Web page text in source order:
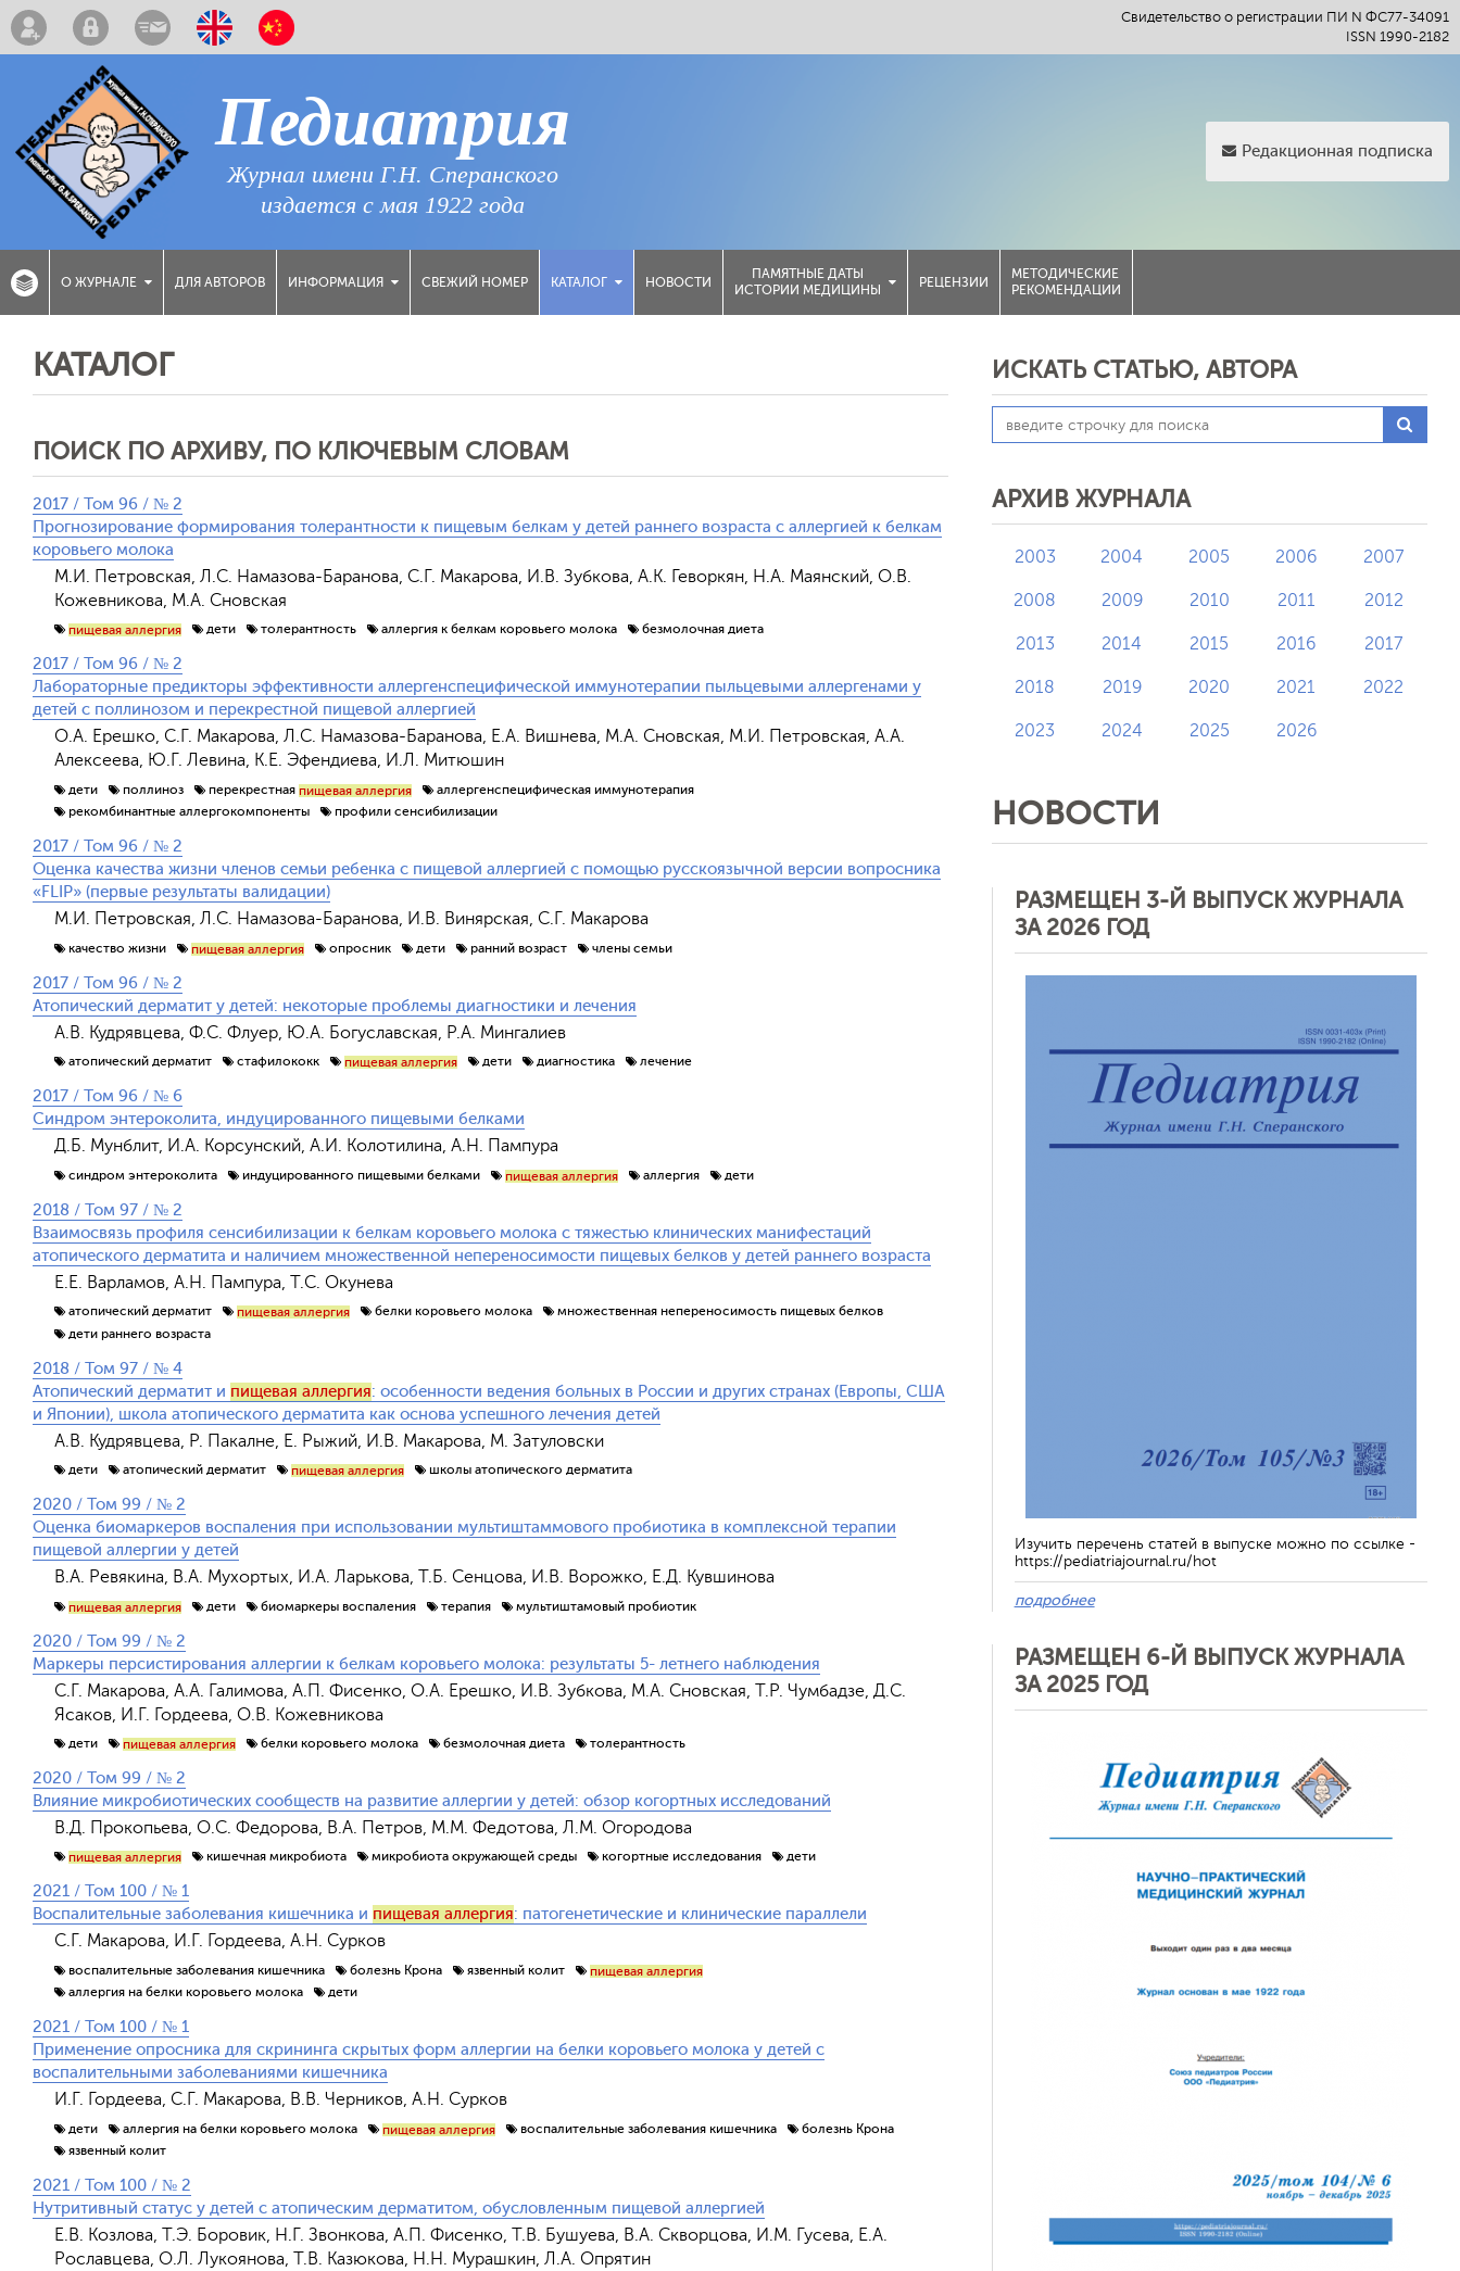
Свидетельство о регистрации ПИ N ФС77-34091
ISSN 1990-2182
Педиатрия
Журнал имени Г.Н. Сперанского
издается с мая 1922 года
Редакционная подписка
О ЖУРНАЛЕ ДЛЯ АВТОРОВ ИНФОРМАЦИЯ СВЕЖИЙ НОМЕР КАТАЛОГ НОВОСТИ
ПАМЯТНЫЕ ДАТЫ
ИСТОРИИ МЕДИЦИНЫ
РЕЦЕНЗИИ
МЕТОДИЧЕСКИЕ
РЕКОМЕНДАЦИИ
КАТАЛОГ
ПОИСК ПО АРХИВУ, ПО КЛЮЧЕВЫМ СЛОВАМ
2017 / Том 96 / № 2
Прогнозирование формирования толерантности к пищевым белкам у детей раннего возраста с аллергией к белкам
коровьего молока
М.И. Петровская, Л.С. Намазова-Баранова, С.Г. Макарова, И.В. Зубкова, А.К. Геворкян, Н.А. Маянский, О.В.
Кожевникова, М.А. Сновская
пищевая аллергия дети толерантность аллергия к белкам коровьего молока безмолочная диета
2017 / Том 96 / № 2
Лабораторные предикторы эффективности аллергенспецифической иммунотерапии пыльцевыми аллергенами у
детей с поллинозом и перекрестной пищевой аллергией
О.А. Ерешко, С.Г. Макарова, Л.С. Намазова-Баранова, Е.А. Вишнева, М.А. Сновская, М.И. Петровская, А.А.
Алексеева, Ю.Г. Левина, К.Е. Эфендиева, И.Л. Митюшин
дети поллиноз перекрестная пищевая аллергия
аллергенспецифическая иммунотерапия
рекомбинантные аллергокомпоненты
профили сенсибилизации
2017 / Том 96 / № 2
Оценка качества жизни членов семьи ребенка с пищевой аллергией с помощью русскоязычной версии вопросника
«FLIP» (первые результаты валидации)
М.И. Петровская, Л.С. Намазова-Баранова, И.В. Винярская, С.Г. Макарова
качество жизни пищевая аллергия опросник дети ранний возраст члены семьи
2017 / Том 96 / № 2
Атопический дерматит у детей: некоторые проблемы диагностики и лечения
А.В. Кудрявцева, Ф.С. Флуер, Ю.А. Богуславская, Р.А. Мингалиев
атопический дерматит стафилококк пищевая аллергия дети диагностика лечение
2017 / Том 96 / № 6
Синдром энтероколита, индуцированного пищевыми белками
Д.Б. Мунблит, И.А. Корсунский, А.И. Колотилина, А.Н. Пампура
синдром энтероколита индуцированного пищевыми белками пищевая аллергия аллергия дети
2018 / Том 97 / № 2
Взаимосвязь профиля сенсибилизации к белкам коровьего молока с тяжестью клинических манифестаций
атопического дерматита и наличием множественной непереносимости пищевых белков у детей раннего возраста
Е.Е. Варламов, А.Н. Пампура, Т.С. Окунева
атопический дерматит пищевая аллергия белки коровьего молока
множественная непереносимость пищевых белков
дети раннего возраста
2018 / Том 97 / № 4
Атопический дерматит и пищевая аллергия: особенности ведения больных в России и других странах (Европы, США
и Японии), школа атопического дерматита как основа успешного лечения детей
А.В. Кудрявцева, Р. Пакалне, Е. Рыжий, И.В. Макарова, М. Затуловски
дети атопический дерматит пищевая аллергия школы атопического дерматита
2020 / Том 99 / № 2
Оценка биомаркеров воспаления при использовании мультиштаммового пробиотика в комплексной терапии
пищевой аллергии у детей
В.А. Ревякина, В.А. Мухортых, И.А. Ларькова, Т.Б. Сенцова, И.В. Ворожко, Е.Д. Кувшинова
пищевая аллергия дети биомаркеры воспаления терапия мультиштамовый пробиотик
2020 / Том 99 / № 2
Маркеры персистирования аллергии к белкам коровьего молока: результаты 5- летнего наблюдения
С.Г. Макарова, А.А. Галимова, А.П. Фисенко, О.А. Ерешко, И.В. Зубкова, М.А. Сновская, Т.Р. Чумбадзе, Д.С.
Ясаков, И.Г. Гордеева, О.В. Кожевникова
дети пищевая аллергия белки коровьего молока безмолочная диета толерантность
2020 / Том 99 / № 2
Влияние микробиотических сообществ на развитие аллергии у детей: обзор когортных исследований
В.Д. Прокопьева, О.С. Федорова, В.А. Петров, М.М. Федотова, Л.М. Огородова
пищевая аллергия кишечная микробиота микробиота окружающей среды когортные исследования дети
2021 / Том 100 / № 1
Воспалительные заболевания кишечника и пищевая аллергия: патогенетические и клинические параллели
С.Г. Макарова, И.Г. Гордеева, А.Н. Сурков
воспалительные заболевания кишечника болезнь Крона язвенный колит
пищевая аллергия
аллергия на белки коровьего молока
дети
2021 / Том 100 / № 1
Применение опросника для скрининга скрытых форм аллергии на белки коровьего молока у детей с
воспалительными заболеваниями кишечника
И.Г. Гордеева, С.Г. Макарова, В.В. Черников, А.Н. Сурков
дети аллергия на белки коровьего молока пищевая аллергия воспалительные заболевания кишечника
болезнь Крона
язвенный колит
2021 / Том 100 / № 2
Нутритивный статус у детей с атопическим дерматитом, обусловленным пищевой аллергией
Е.В. Козлова, Т.Э. Боровик, Н.Г. Звонкова, А.П. Фисенко, Т.В. Бушуева, В.А. Скворцова, И.М. Гусева, Е.А.
Рославцева, О.Л. Лукоянова, Т.В. Казюкова, Н.Н. Мурашкин, Л.А. Опрятин
ИСКАТЬ СТАТЬЮ, АВТОРА
АРХИВ ЖУРНАЛА
2003 2004 2005 2006 2007
2008 2009 2010 2011 2012
2013 2014 2015 2016 2017
2018 2019 2020 2021 2022
2023 2024 2025 2026
НОВОСТИ
РАЗМЕЩЕН 3-Й ВЫПУСК ЖУРНАЛА
ЗА 2026 ГОД
Изучить перечень статей в выпуске можно по ссылке -
https://pediatriajournal.ru/hot
подробнее
РАЗМЕЩЕН 6-Й ВЫПУСК ЖУРНАЛА
ЗА 2025 ГОД
Обратная связь